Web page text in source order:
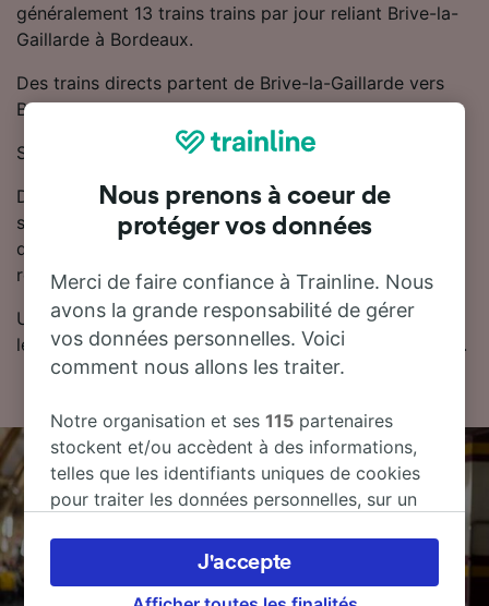
généralement 13 trains trains par jour reliant Brive-la-
Gaillarde à Bordeaux.
Des trains directs partent de Brive-la-Gaillarde vers
Bordeaux.
Sur cette ligne, les trains sont exploités par SNCF.
De Brive-la-Gaillarde à Bordeaux, les billets de train
sont disponibles à partir de 32.85 CHF. Pour trouver
des billets de train moins chers, Trainline vous
recommande de réserver à l'avance.
Utilisez notre planificateur de voyage pour comparer
les prix des billets et trouver les tarifs les moins chers.
Nous prenons à coeur de
protéger vos données
Merci de faire confiance à Trainline. Nous
avons la grande responsabilité de gérer
vos données personnelles. Voici
comment nous allons les traiter.
Notre organisation et ses115 partenaires
stockent et/ou accèdent à des informations,
telles que les identifiants uniques de cookies
pour traiter les données personnelles, sur un
préférences, notamment en exerçant votre
droit d’opposition à l’intérêt légitime, en
J'accepte